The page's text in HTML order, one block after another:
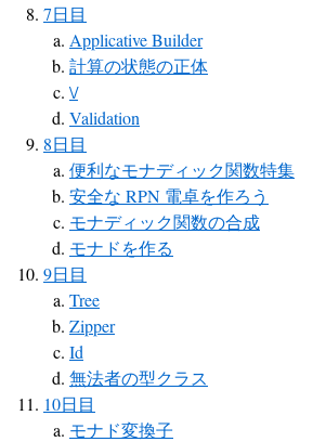
7日目
Applicative Builder
計算の状態の正体
\/
Validation
8日目
便利なモナディック関数特集
安全な RPN 電卓を作ろう
モナディック関数の合成
モナドを作る
9日目
Tree
Zipper
Id
無法者の型クラス
10日目
モナド変換子